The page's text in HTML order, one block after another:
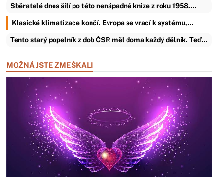
Sběratelé dnes šílí po této nenápadné knize z roku 1958.…
Klasické klimatizace končí. Evropa se vrací k systému,…
Tento starý popelník z dob ČSR měl doma každý dělník. Teď…
MOŽNÁ JSTE ZMEŠKALI